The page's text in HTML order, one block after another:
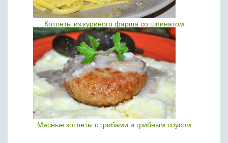
Котлеты из куриного фарша со шпинатом
Мясные котлеты с грибами и грибным соусом